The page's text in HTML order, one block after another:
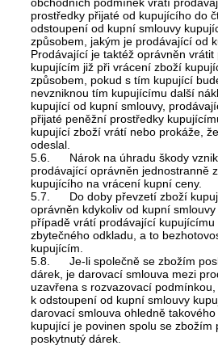
prostředky přijaté od kupujícího do
odstoupení od kupní smlouvy
způsobem, jakým je prodávající od
Prodávající je taktéž oprávněn
kupujícím již při vrácení zboží
způsobem, pokud s tím kupující
nevzniknou tím kupujícímu další
kupující od kupní smlouvy,
přijaté peněžní prostředky
kupující zboží vrátí nebo prokáže,
odeslal.
5.6. Nárok na úhradu škody
prodávající oprávněn jednostranně
kupujícího na vrácení kupní ceny.
5.7. Do doby převzetí zboží
oprávněn kdykoliv od kupní
případě vrátí prodávající kupujícímu
zbytečného odkladu, a to
kupujícím.
5.8. Je-li společně se zbožím
dárek, je darovací smlouva mezi
uzavřena s rozvazovací
k odstoupení od kupní smlouvy
darovací smlouva ohledně
kupující je povinen spolu se zbožím
poskytnutý dárek.